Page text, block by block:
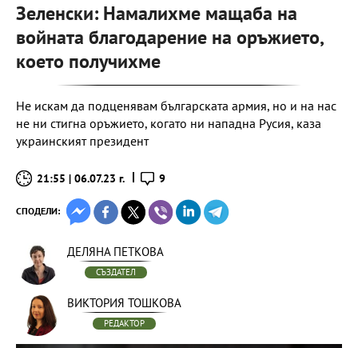
Зеленски: Намалихме мащаба на
войната благодарение на оръжието,
което получихме
Не искам да подценявам българската армия, но и на нас
не ни стигна оръжието, когато ни нападна Русия, каза
украинският президент
21:55 | 06.07.23 г. 9
СПОДЕЛИ:
ДЕЛЯНА ПЕТКОВА
СЪЗДАТЕЛ
ВИКТОРИЯ ТОШКОВА
РЕДАКТОР